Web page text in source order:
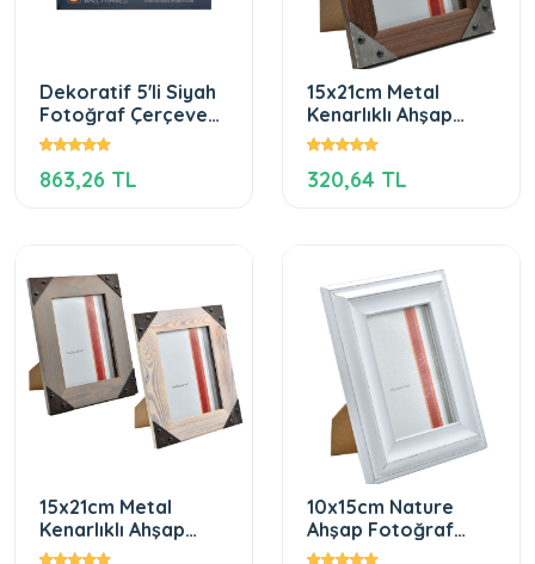
Dekoratif 5'li Siyah
Fotoğraf Çerçevesi
Seti
863,26 TL
15x21cm Metal
Kenarlıklı Ahşap
Fotoğraf Çerçevesi
320,64 TL
15x21cm Metal
Kenarlıklı Ahşap
Fotoğraf Çerçevesi
10x15cm Nature
Ahşap Fotoğraf
Çerçevesi